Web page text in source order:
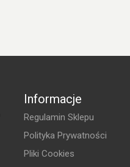
Informacje
Regulamin Sklepu
Polityka Prywatności
Pliki Cookies